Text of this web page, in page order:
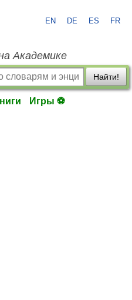
EN DE ES FR
Академике
Найти!
Игры ⚽